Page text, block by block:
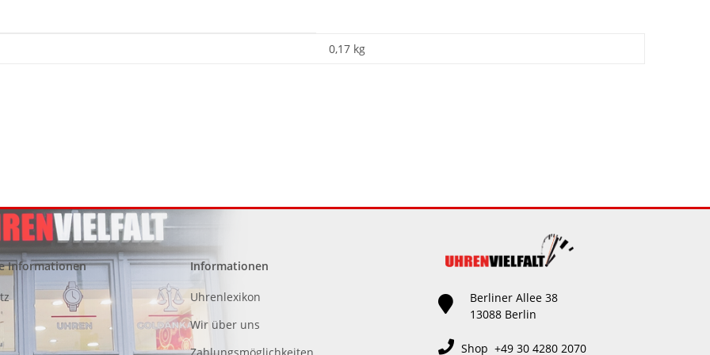
0,17 kg
Informationen Informationen
Uhrenlexikon
Wir über uns
Berliner Allee 38
13088 Berlin
Shop +49 30 4280 2070